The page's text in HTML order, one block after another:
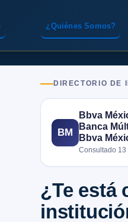
¿Quiénes Somos?
DIRECTORIO DE
BM
Bbva
Banca
Bbva
Consultado 13
¿Te está